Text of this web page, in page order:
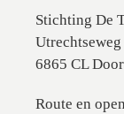
Stichting De
Utrechtseweg
6865 CL
Route en